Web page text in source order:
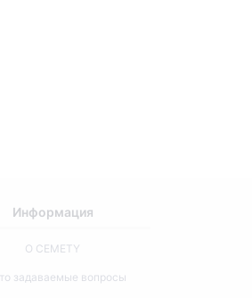
Информация
О CEMETY
задаваемые вопросы